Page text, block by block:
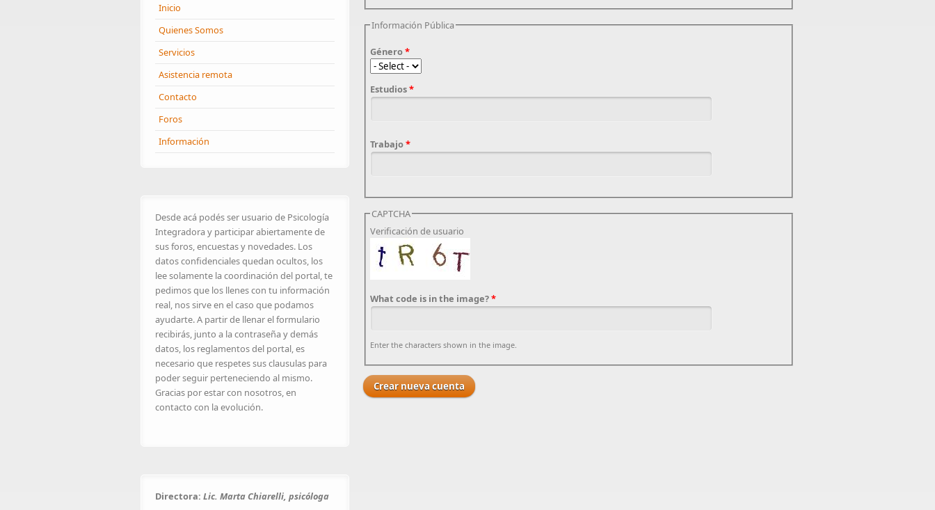
Inicio
Quienes Somos
Servicios
Asistencia remota
Contacto
Foros
Información
Desde acá podés ser usuario de Psicología
Integradora y participar abiertamente de
sus foros, encuestas y novedades. Los
datos confidenciales quedan ocultos, los
lee solamente la coordinación del portal, te
pedimos que los llenes con tu información
real, nos sirve en el caso que podamos
ayudarte. A partir de llenar el formulario
recibirás, junto a la contraseña y demás
datos, los reglamentos del portal, es
necesario que respetes sus clausulas para
poder seguir perteneciendo al mismo.
Gracias por estar con nosotros, en
contacto con la evolución.
Directora: Lic. Marta Chiarelli, psicóloga
Información Pública
Género*
Estudios*
Trabajo*
CAPTCHA
Verificación de usuario
What code is in the image?*
Enter the characters shown in the image.